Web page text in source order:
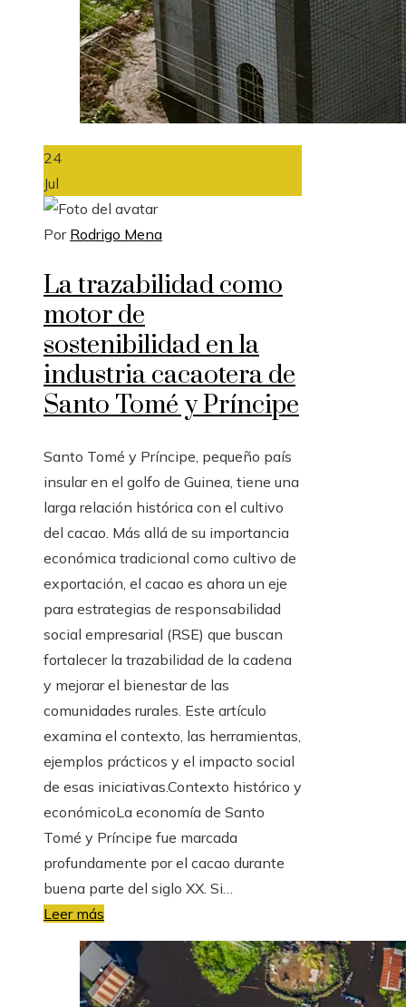
24
Jul
Por Rodrigo Mena
La trazabilidad como
motor de
sostenibilidad en la
industria cacaotera de
Santo Tomé y Príncipe
Santo Tomé y Príncipe, pequeño país
insular en el golfo de Guinea, tiene una
larga relación histórica con el cultivo
del cacao. Más allá de su importancia
económica tradicional como cultivo de
exportación, el cacao es ahora un eje
para estrategias de responsabilidad
social empresarial (RSE) que buscan
fortalecer la trazabilidad de la cadena
y mejorar el bienestar de las
comunidades rurales. Este artículo
examina el contexto, las herramientas,
ejemplos prácticos y el impacto social
de esas iniciativas.Contexto histórico y
económicoLa economía de Santo
Tomé y Príncipe fue marcada
profundamente por el cacao durante
buena parte del siglo XX. Si…
Leer más